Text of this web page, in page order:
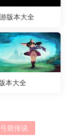
版本大全
本大全
弓箭传说